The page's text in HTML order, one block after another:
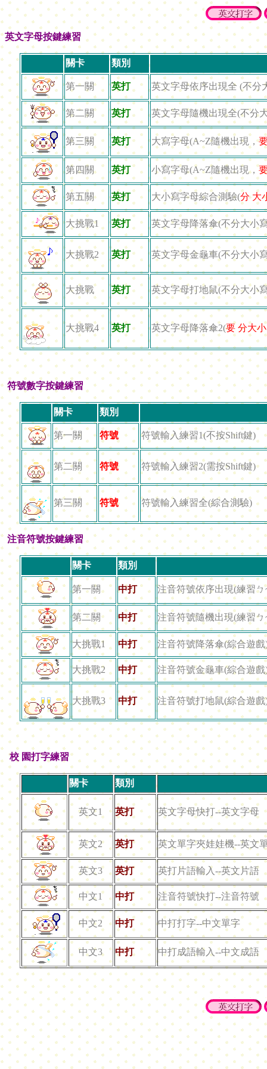
英文字母按鍵練習
關卡 類別
第一關 英打 英文字母依序出現全 (不分
第二關 英打 英文字母隨機出現全(不分
第三關 英打 大寫字母(A~Z隨機出現，
第四關 英打 小寫字母(A~Z隨機出現，
第五關 英打 大小寫字母綜合測驗(分 大
大挑戰1 英打 英文字母降落傘(不分大小
大挑戰2 英打 英文字母金龜車(不分大小
大挑戰 英打 英文字母打地鼠(不分大小
大挑戰4 英打 英文字母降落傘2(要 分大
符號數字按鍵練習
關卡 類別
第一關 符號 符號輸入練習1(不按Shift鍵)
第二關 符號 符號輸入練習2(需按Shift鍵)
第三關 符號 符號輸入練習全(綜合測驗)
注音符號按鍵練習
關卡 類別
第一關 中打 注音符號依序出現(練習
第二關 中打 注音符號隨機出現(練習
大挑戰1 中打 注音符號降落傘(綜合遊戲
大挑戰2 中打 注音符號金龜車(綜合遊戲
大挑戰3 中打 注音符號打地鼠(綜合遊戲
校 園打字練習
關卡 類別
英文1 英打 英文字母快打--英文字母
英文2 英打 英文單字夾娃娃機--英文
英文3 英打 英打片語輸入--英文片語
中文1 中打 注音符號快打--注音符號
中文2 中打 中打打字--中文單字
中文3 中打 中打成語輸入--中文成語